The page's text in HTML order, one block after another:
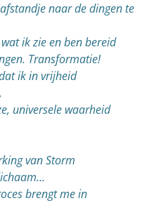
naar de dingen te
ik zie en ben bereid
Transformatie!
ik in vrijheid
universele waarheid
van Storm
brengt me in